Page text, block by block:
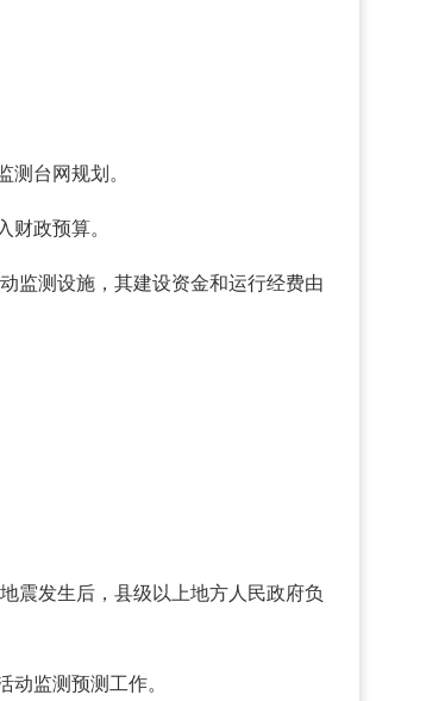
台网规划。
政预算。
监测设施，其建设资金和运行经费由
震发生后，县级以上地方人民政府负
监测预测工作。